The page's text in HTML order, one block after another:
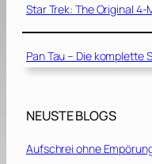
Star Trek: The Original
Pan Tau – Die komplette
NEUSTE BLOGS
Aufschrei ohne